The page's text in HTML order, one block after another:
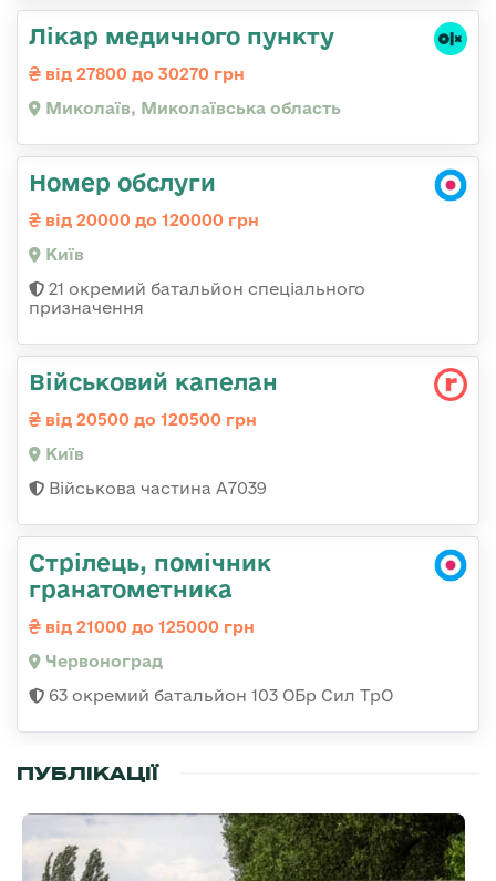
Лікар медичного пункту
від 27800 до 30270 грн
Миколаїв, Миколаївська область
Номер обслуги
від 20000 до 120000 грн
Київ
21 окремий батальйон спеціального
призначення
Військовий капелан
від 20500 до 120500 грн
Київ
Військова частина А7039
Стрілець, помічник
гранатометника
від 21000 до 125000 грн
Червоноград
63 окремий батальйон 103 ОБр Сил ТрО
ПУБЛІКАЦІЇ